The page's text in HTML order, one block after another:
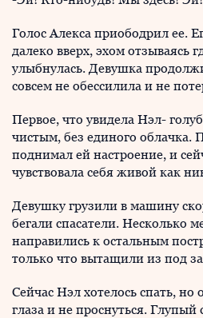
Голос Алекса приободрил ее.
далеко вверх, эхом отзываясь
улыбнулась. Девушка
совсем не обессилила и не
Первое, что увидела Нэл-
чистым, без единого облачка.
поднимал ей настроение, и
чувствовала себя живой как
Девушку грузили в машину
бегали спасатели. Несколько
направились к остальным
только что вытащили из под
Сейчас Нэл хотелось спать, но
глаза и не проснуться. Глупый